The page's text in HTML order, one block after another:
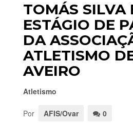
TOMÁS SILVA
ESTÁGIO DE
DA
ATLETISMO
AVEIRO
Atletismo
Por AFIS/Ovar 0